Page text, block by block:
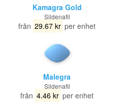
Kamagra Gold
Sildenafil
från 29.67 kr per enhet
Malegra
Sildenafil
från 4.46 kr per enhet